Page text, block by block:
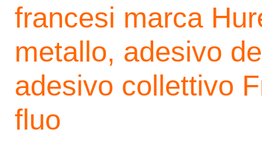
francesi marca
metallo, adesivo
adesivo collettivo
fluo